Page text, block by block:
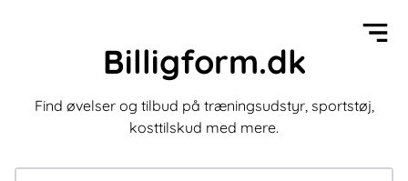
Billigform.dk
Find øvelser og tilbud på træningsudstyr, sportstøj,
kosttilskud med mere.